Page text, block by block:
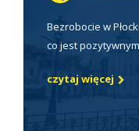
Bezrobocie w
co jest
czytaj więcej